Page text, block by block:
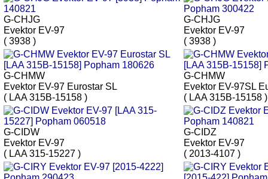
G-CHJG
Evektor EV-97
( 3938 )
G-CHJG
Evektor EV-97
( 3938 )
G-CHMW
Evektor EV-97 Eurostar SL
( LAA 315B-15158 )
G-CHMW
Evektor EV-97SL
( LAA 315B-15158 )
G-CIDW
Evektor EV-97
( LAA 315-15227 )
G-CIDZ
Evektor EV-97
( 2013-4107 )